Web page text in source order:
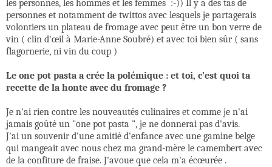
les personnes, les hommes et les femmes :-)) Il y a des tas de
personnes et notamment de twittos avec lesquels je partagerais
volontiers un plateau de fromage avec peut être un bon verre de
vin ( clin d'œil à Marie-Anne Soubré) et avec toi bien sûr ( sans
flagornerie, ni vin du coup )
Le one pot pasta a crée la polémique : et toi, c’est quoi ta
recette de la honte avec du fromage ?
Je n'ai rien contre les nouveautés culinaires et comme je n'ai
jamais goûté un "one pot pasta ", je ne donnerai pas d'avis.
J'ai un souvenir d'une amitié d'enfance avec une gamine belge
qui mangeait avec nous chez ma grand-mère le camembert avec
de la confiture de fraise. J'avoue que cela m'a écœurée .